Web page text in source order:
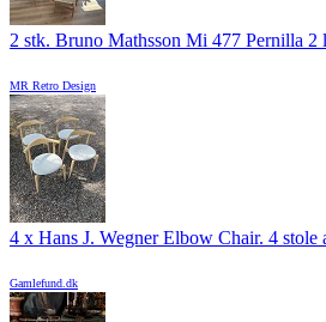
2 stk. Bruno Mathsson Mi 477 Pernilla
MR Retro Design
4 x Hans J. Wegner Elbow Chair. 4 stole
Gamlefund.dk